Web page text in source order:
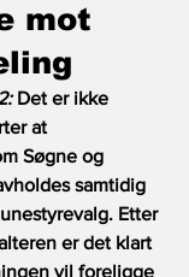
mot
Det er ikke
at
Søgne og
samtidig
Etter
er det klart
vil foreligge